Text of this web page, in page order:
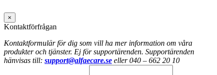
×
Kontaktförfrågan
Kontaktformulär för dig som vill ha mer information om våra
produkter och tjänster. Ej för supportärenden. Supportärenden
hänvisas till: support@alfaecare.se eller 040 – 662 20 10